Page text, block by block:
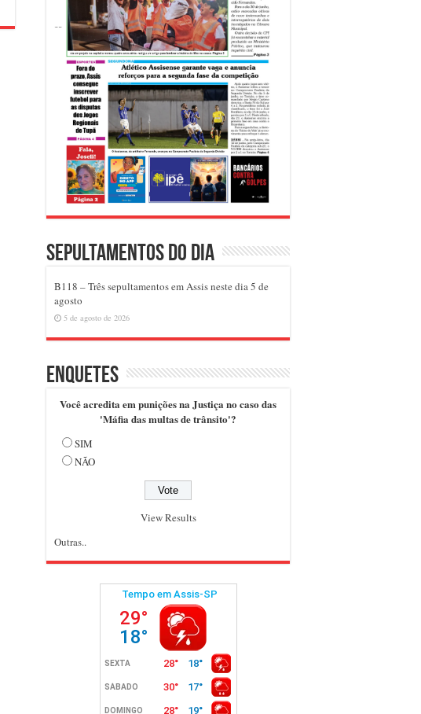
Sepultamentos do dia
B118 – Três sepultamentos em Assis neste dia 5 de
agosto
5 de agosto de 2026
Enquetes
Você acredita em punições na Justiça no caso das
'Máfia das multas de trânsito'?
SIM
NÃO
View Results
Outras..